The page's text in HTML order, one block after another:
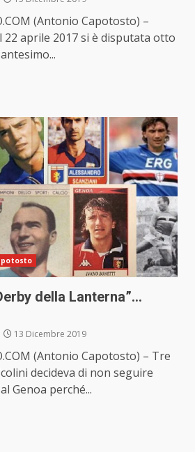
(Antonio Capotosto) –
aprile 2017 si è disputata otto
della Lanterna”…
13 Dicembre 2019
(Antonio Capotosto) – Tre
decideva di non seguire
Genoa perché...